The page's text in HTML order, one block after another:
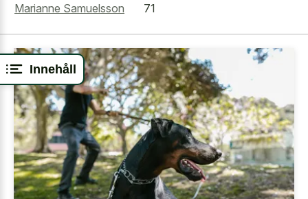
Innehåll
Marianne Samuelsson
71